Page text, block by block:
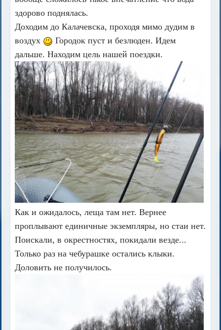
здорово поднялась.
Доходим до Калачевска, проходя мимо дудим в
воздух
Городок пуст и безлюден. Идем
дальше. Находим цель нашей поездки.
Как и ожидалось, леща там нет. Вернее
проплывают единичные экземпляры, но стаи нет.
Поискали, в окрестностях, покидали везде...
Только раз на чебурашке остались клыки.
Доловить не получилось.